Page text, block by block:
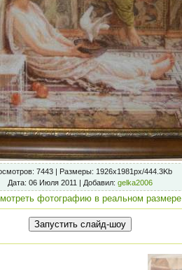
: 7443 | Размеры: 1926x1981px/444.3Kb
Дата: 06 Июля 2011 | Добавил: gelka2006
фотографию в реальном размере